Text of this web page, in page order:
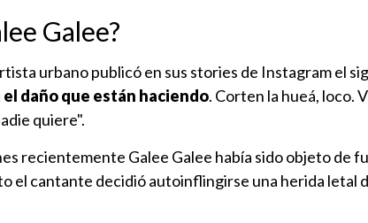
Galee?
urbano publicó en sus stories de Instagram el
daño que están haciendo. Corten la hueá, loco.
quiere".
recientemente Galee Galee había sido objeto de
el cantante decidió autoinflingirse una herida letal